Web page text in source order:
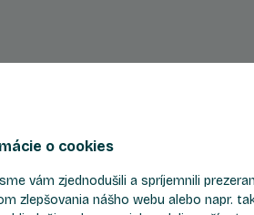
o cookies
vám zjednodušili a spríjemnili
zlepšovania nášho webu alebo napr.